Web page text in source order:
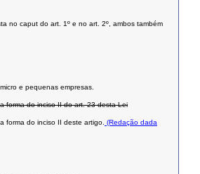
no caput do art. 1º e no art. 2º, ambos também
e pequenas empresas.
forma do inciso II do art. 23 desta Lei
forma do inciso II deste artigo. (Redação dada